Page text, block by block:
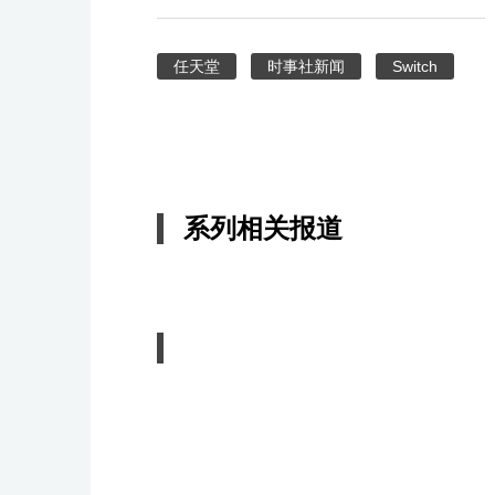
任天堂 时事社新闻 Switch
系列相关报道